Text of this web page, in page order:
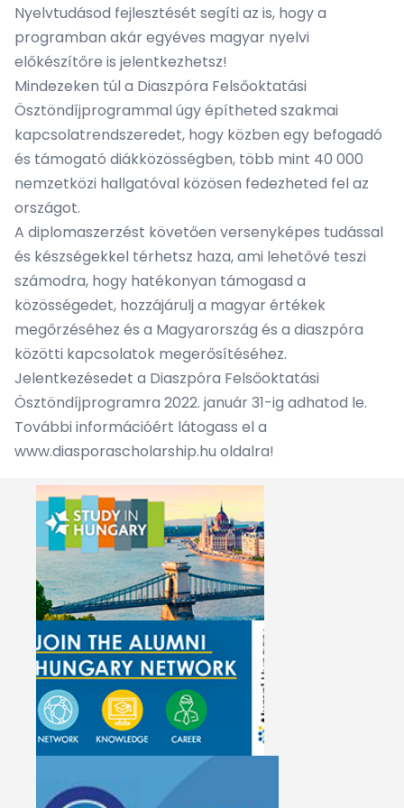
Nyelvtudásod fejlesztését segíti az is, hogy a
programban akár egyéves magyar nyelvi
előkészítőre is jelentkezhetsz!
Mindezeken túl a Diaszpóra Felsőoktatási
Ösztöndíjprogrammal úgy építheted szakmai
kapcsolatrendszeredet, hogy közben egy befogadó
és támogató diákközösségben, több mint 40 000
nemzetközi hallgatóval közösen fedezheted fel az
országot.
A diplomaszerzést követően versenyképes tudással
és készségekkel térhetsz haza, ami lehetővé teszi
számodra, hogy hatékonyan támogasd a
közösségedet, hozzájárulj a magyar értékek
megőrzéséhez és a Magyarország és a diaszpóra
közötti kapcsolatok megerősítéséhez.
Jelentkezésedet a Diaszpóra Felsőoktatási
Ösztöndíjprogramra 2022. január 31-ig adhatod le.
További információért látogass el a
www.diasporascholarship.hu oldalra!